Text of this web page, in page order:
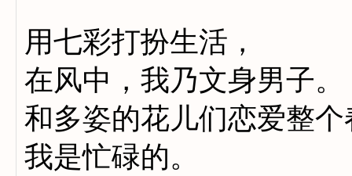
用七彩打扮生活，
在风中，我乃文身男子。
和多姿的花儿们恋爱整个
我是忙碌的。